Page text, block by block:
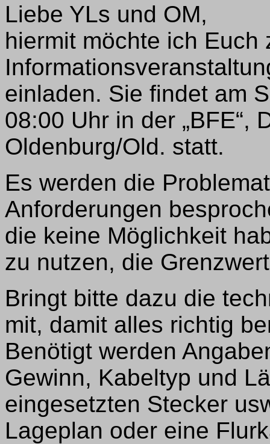
Liebe YLs und OM,
hiermit möchte ich Euch
einladen. Sie findet am
08:00 Uhr in der „BFE“,
Oldenburg/Old. statt.
Es werden die
Anforderungen
die keine Möglichkeit
zu nutzen, die
Bringt bitte dazu die
mit, damit alles richtig
Benötigt werden
Gewinn, Kabeltyp und
eingesetzten Stecker
Lageplan oder eine